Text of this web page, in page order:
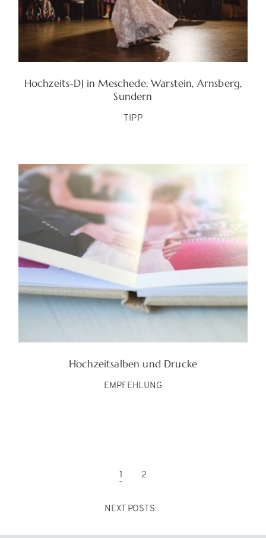
Hochzeits-DJ in Meschede, Warstein, Arnsberg,
Sundern
TIPP
Hochzeitsalben und Drucke
EMPFEHLUNG
2
NEXT POSTS